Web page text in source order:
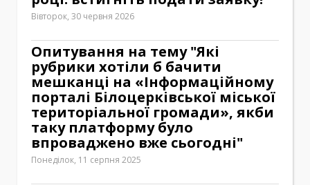
Вівторок, 30 червня 2026
Опитування на тему "Які
рубрики хотіли б бачити
мешканці на «Інформаційному
порталі Білоцерківської міської
територіальної громади», якби
таку платформу було
впроваджено вже сьогодні"
Понеділок, 11 серпня 2025